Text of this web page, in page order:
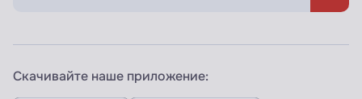
Скачивайте наше приложение: